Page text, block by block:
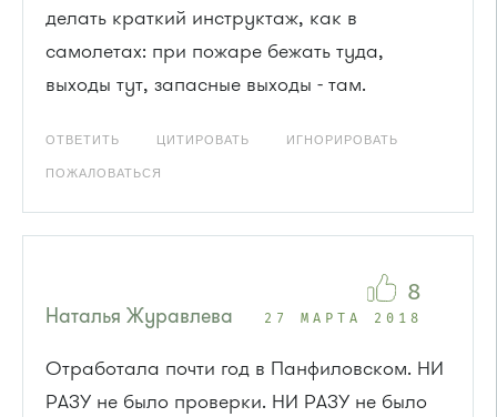
делать краткий инструктаж, как в
самолетах: при пожаре бежать туда,
выходы тут, запасные выходы - там.
ОТВЕТИТЬ ЦИТИРОВАТЬ ИГНОРИРОВАТЬ
ПОЖАЛОВАТЬСЯ
Наталья Журавлева 27 МАРТА 2018
Отработала почти год в Панфиловском. НИ
РАЗУ не было проверки. НИ РАЗУ не было
8